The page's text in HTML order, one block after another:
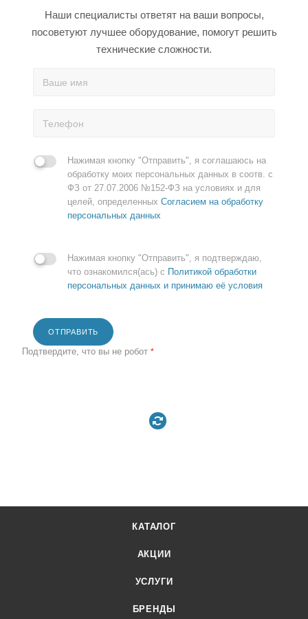
Наши специалисты ответят на ваши вопросы,
посоветуют лучшее оборудование, помогут решить
технические сложности.
Нажимая кнопку "Отправить", я соглашаюсь на
обработку моих персональных данных в соотв. с
ФЗ от 27.07.2006 №152-ФЗ на условиях и для
целей, определенных Согласием на обработку
персональных данных
Нажимая кнопку "Отправить", я подтверждаю,
что ознакомился(ась) с Политикой обработки
персональных данных и принимаю её условия
ОТПРАВИТЬ
Подтвердите, что вы не робот *
КАТАЛОГ
АКЦИИ
УСЛУГИ
БРЕНДЫ